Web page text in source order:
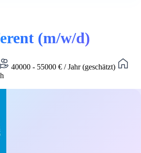
(m/w/d)
40000 - 55000 € / Jahr (geschätzt)